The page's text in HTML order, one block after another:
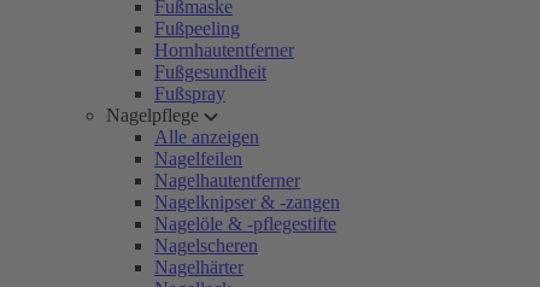
Fußmaske
Fußpeeling
Hornhautentferner
Fußgesundheit
Fußspray
Nagelpflege
Alle anzeigen
Nagelfeilen
Nagelhautentferner
Nagelknipser & -zangen
Nagelöle & -pflegestifte
Nagelscheren
Nagelhärter